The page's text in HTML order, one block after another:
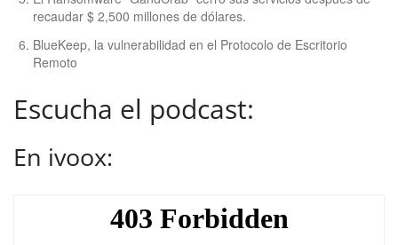
recaudar $ 2,500 millones de dólares.
BlueKeep, la vulnerabilidad en el Protocolo de Escritorio
Remoto
Escucha el podcast:
En ivoox: